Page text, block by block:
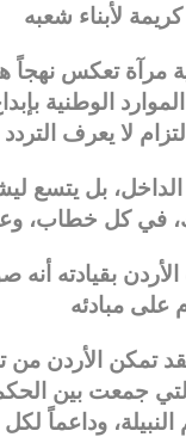
مرآة تعكس
الوطنية
بل يتسع
الأردن بقيادته
فقد تمكن
جمعت بين